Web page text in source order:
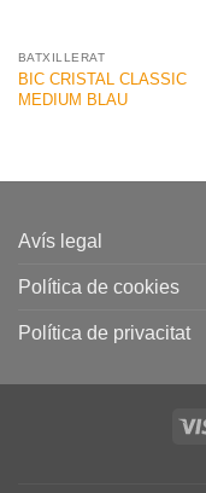
BATXILLERAT
BIC CRISTAL CLASSIC
MEDIUM BLAU
Avís legal
Política de cookies
Política de privacitat